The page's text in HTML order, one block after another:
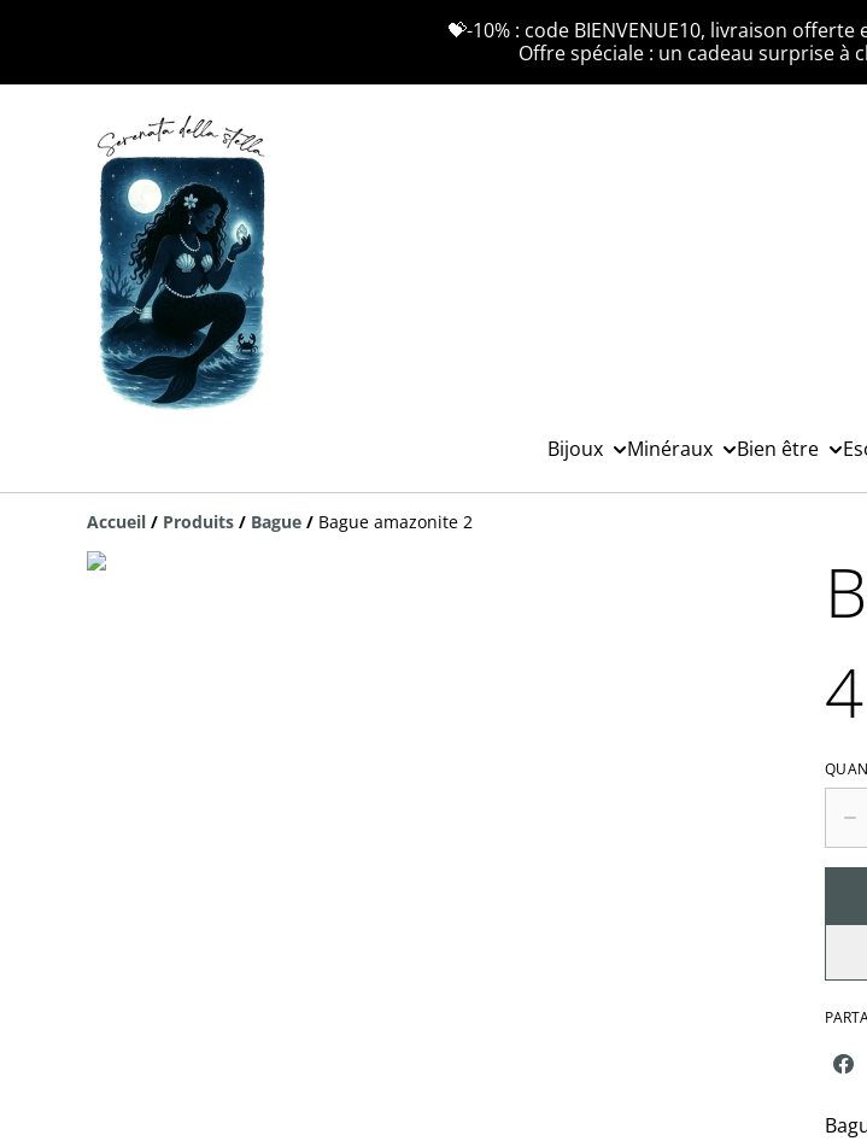
💝-10% : code BIENVENUE10, livraison
Offre spéciale : un cadeau surprise à
Bijoux Minéraux Bien être
Accueil / Produits / Bague / Bague amazonite 2